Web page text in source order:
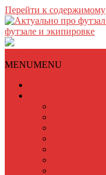
Перейти к содержимому
MENUMENU